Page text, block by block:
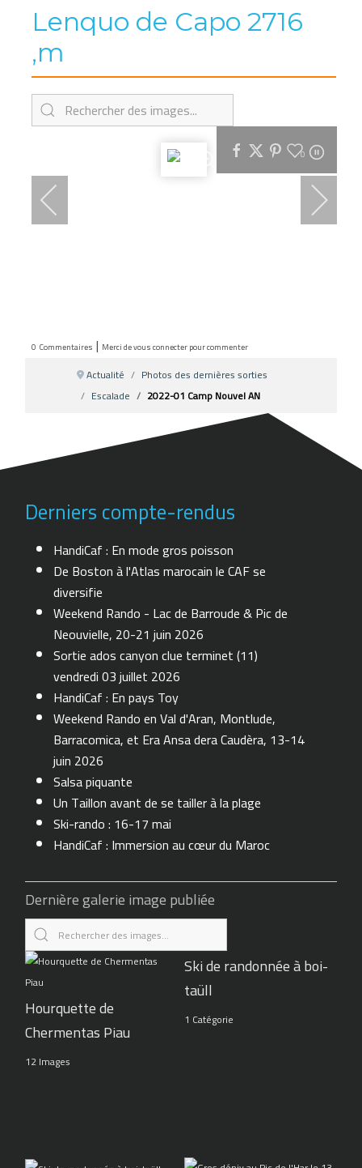
Lenquo de Capo 2716
,m
0
0 Commentaires | Merci de vous connecter pour commenter
Actualité
Photos des dernières sorties
Escalade
2022-01 Camp Nouvel AN
Derniers compte-rendus
HandiCaf : En mode gros poisson
De Boston à l'Atlas marocain le CAF se
diversifie
Weekend Rando - Lac de Barroude & Pic de
Neouvielle, 20-21 juin 2026
Sortie ados canyon clue terminet (11)
vendredi 03 juillet 2026
HandiCaf : En pays Toy
Weekend Rando en Val d'Aran, Montlude,
Barracomica, et Era Ansa dera Caudèra, 13-14
juin 2026
Salsa piquante
Un Taillon avant de se tailler à la plage
Ski-rando : 16-17 mai
HandiCaf : Immersion au cœur du Maroc
Dernière galerie image publiée
Hourquette de
Chermentas Piau
12 Images
Ski de randonnée à boi-
taüll
1 Catégorie